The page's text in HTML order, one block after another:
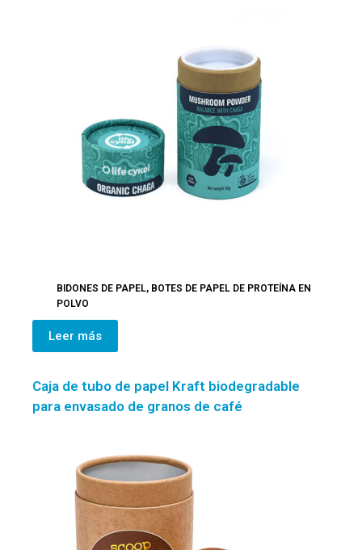
BIDONES DE PAPEL, BOTES DE PAPEL DE PROTEÍNA EN
POLVO
Leer más
Caja de tubo de papel Kraft biodegradable
para envasado de granos de café